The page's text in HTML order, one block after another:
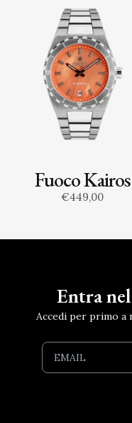
Fuoco Kairos
€449,00
Entra
Accedi per primo a